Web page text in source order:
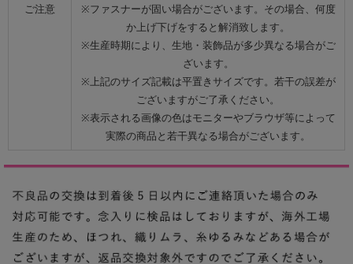
ご注意
※ファスナーが固い場合がございます。その場合、何度
か上げ下げをすると解消致します。
※生産時期により、生地・装飾品が多少異なる場合がご
ざいます。
※上記のサイズ記載は平置きサイズです。若干の誤差が
ございますがご了承ください。
※表示される画像の色はモニターやブラウザ等によって
実際の商品と若干異なる場合がございます。